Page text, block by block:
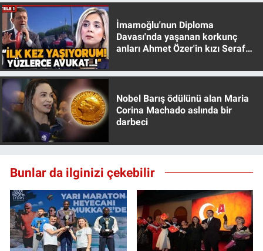
İmamoğlu'nun Diploma
Davası'nda yaşanan korkunç
anları Ahmet Özer'in kızı Seraf
Nobel Barış ödülünü alan Maria
Corina Machado aslında bir
darbeci
Bunlar da ilginizi çekebilir